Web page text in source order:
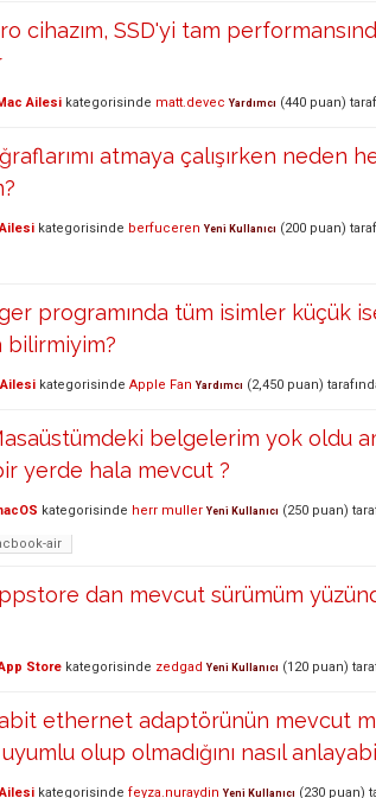
cihazım, SSD'yi tam
Ailesi kategorisinde matt.devec Yardımcı (440 puan)
atmaya çalışırken neden
kategorisinde berfuceren Yeni Kullanıcı (200 puan)
programında tüm isimler küçük
bilirmiyim?
kategorisinde Apple Fan Yardımcı (2,450 puan)
belgelerim yok oldu
yerde hala mevcut ?
kategorisinde herr muller Yeni Kullanıcı (250 puan)
air
dan mevcut sürümüm
Store kategorisinde zedgad Yeni Kullanıcı (120 puan)
ethernet adaptörünün mevcut
olup olmadığını nasıl
kategorisinde feyza.nuraydin Yeni Kullanıcı (230 puan)